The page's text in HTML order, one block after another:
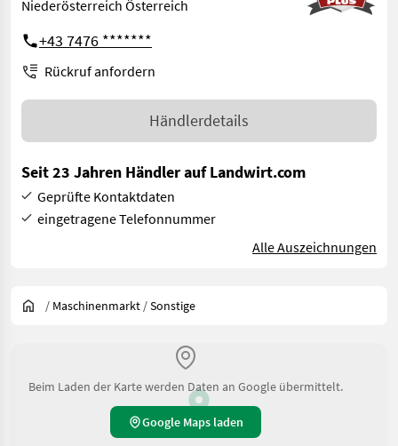
Niederösterreich Österreich
+43 7476 *******
Rückruf anfordern
Händlerdetails
Seit 23 Jahren Händler auf Landwirt.com
Geprüfte Kontaktdaten
eingetragene Telefonnummer
Alle Auszeichnungen
/ Maschinenmarkt /Sonstige
Beim Laden der Karte werden Daten an Google übermittelt.
Google Maps laden